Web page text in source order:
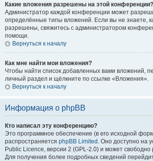
Какие вложения разрешены на этой конференции?
Администратор каждой конференции может
определённые типы вложений. Если вы не знаете,
разрешены, свяжитесь с администратором
помощи.
Вернуться к началу
Как мне найти мои вложения?
Чтобы найти список добавленных вами вложений,
личный раздел и щёлкните по ссылке «Вложения».
Вернуться к началу
Информация о phpBB
Кто написал эту конференцию?
Это программное обеспечение (в его исходной
распространяется phpBB Limited . Оно доступно на
Public Licence, версии 2 (GPL-2.0) и может свободно
Для получения более подробных сведений